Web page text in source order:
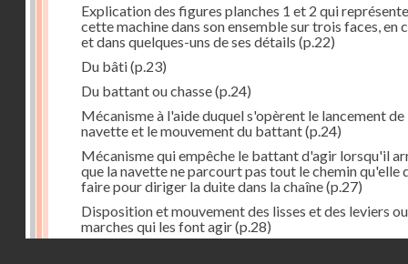
Explication des figures planches 1 et 2 qui
cette machine dans son ensemble sur trois faces, en
et dans quelques-uns de ses détails (p.22)
Du bâti(p.23)
Du battant ou chasse(p.24)
Mécanisme à l'aide duquel s'opèrent le lancement de
navette et le mouvement du battant(p.24)
Mécanisme qui empêche le battant d'agir lorsqu'il
que la navette ne parcourt pas tout le chemin qu'elle
faire pour diriger la duite dans la chaîne(p.27)
Disposition et mouvement des lisses et des leviers ou
marches qui les font agir(p.28)